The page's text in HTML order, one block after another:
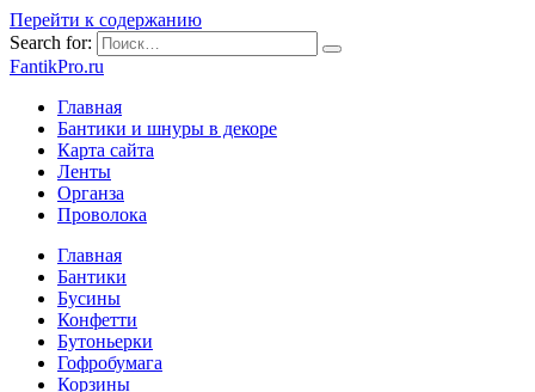
Перейти к содержанию
Search for:
FantikPro.ru
Главная
Бантики и шнуры в декоре
Карта сайта
Ленты
Органза
Проволока
Главная
Бантики
Бусины
Конфетти
Бутоньерки
Гофробумага
Корзины